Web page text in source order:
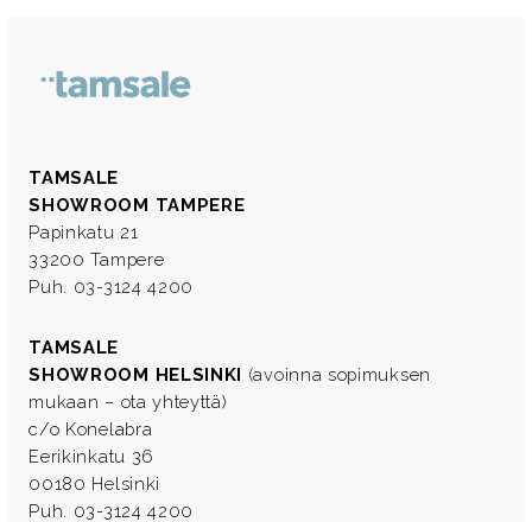
TAMSALE
SHOWROOM TAMPERE
Papinkatu 21
33200 Tampere
Puh. 03-3124 4200
TAMSALE
SHOWROOM HELSINKI (avoinna sopimuksen
mukaan – ota yhteyttä)
c/o Konelabra
Eerikinkatu 36
00180 Helsinki
Puh. 03-3124 4200